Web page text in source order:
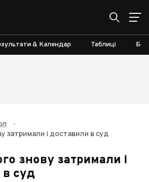
& Календар Таблиці
•
затримали і доставили в суд
знову затримали і
суд